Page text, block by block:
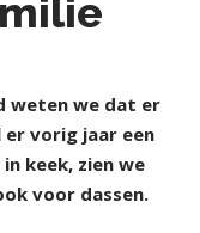
weten we dat er
er vorig jaar een
keek, zien we
voor dassen.